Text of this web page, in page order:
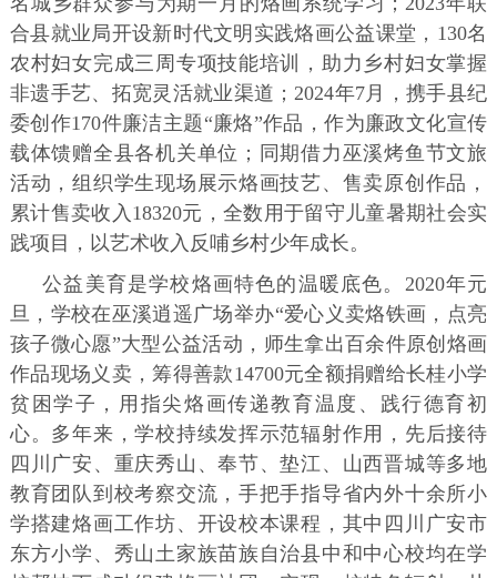
合县就业局开设新时代文明实践烙画公益课堂，130名
农村妇女完成三周专项技能培训，助力乡村妇女掌握
非遗手艺、拓宽灵活就业渠道；2024年7月，携手县纪
委创作170件廉洁主题“廉烙”作品，作为廉政文化宣传
载体馈赠全县各机关单位；同期借力巫溪烤鱼节文旅
活动，组织学生现场展示烙画技艺、售卖原创作品，
累计售卖收入18320元，全数用于留守儿童暑期社会实
践项目，以艺术收入反哺乡村少年成长。
公益美育是学校烙画特色的温暖底色。2020年元
旦，学校在巫溪逍遥广场举办“爱心义卖烙铁画，点亮
孩子微心愿”大型公益活动，师生拿出百余件原创烙画
作品现场义卖，筹得善款14700元全额捐赠给长桂小学
贫困学子，用指尖烙画传递教育温度、践行德育初
心。多年来，学校持续发挥示范辐射作用，先后接待
四川广安、重庆秀山、奉节、垫江、山西晋城等多地
教育团队到校考察交流，手把手指导省内外十余所小
学搭建烙画工作坊、开设校本课程，其中四川广安市
东方小学、秀山土家族苗族自治县中和中心校均在学